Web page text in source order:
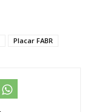
Placar FABR